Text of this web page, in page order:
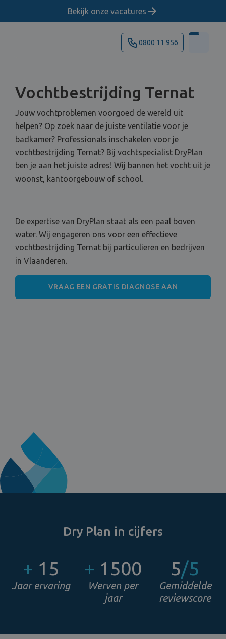
Bekijk onze vacatures
0800 11 956
Vochtbestrijding Ternat
Jouw vochtproblemen voorgoed de wereld uit
helpen? Op zoek naar de juiste ventilatie voor je
badkamer? Professionals inschakelen voor je
vochtbestrijding Ternat? Bij vochtspecialist DryPlan
ben je aan het juiste adres! Wij bannen het vocht uit je
woonst, kantoorgebouw of school.
De expertise van DryPlan staat als een paal boven
water. Wij engageren ons voor een effectieve
vochtbestrijding Ternat bij particulieren en bedrijven
in Vlaanderen.
VRAAG EEN GRATIS DIAGNOSE AAN
Dry Plan in cijfers
+ 15
Jaar ervaring
+ 1500
Werven per
jaar
5/5
Gemiddelde
reviewscore